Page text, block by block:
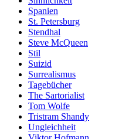
Spanien
St. Petersburg
Stendhal
Steve McQueen
Stil
Suizid
Surrealismus
Tagebücher
The Sartorialist
Tom Wolfe
Tristram Shandy
Ungleichheit